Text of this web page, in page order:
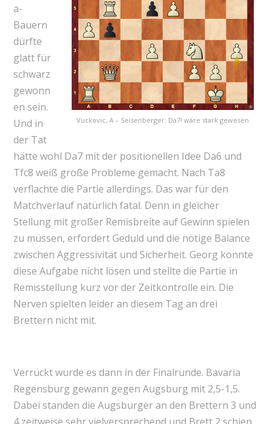
Vuckovic, A – Seisenberger: Da7! wäre stark gewesen
a-
Bauern
dürfte
glatt für
schwarz
gewonn
en sein.
Und in
der Tat
hätte wohl Da7 mit der positionellen Idee Da6 und
Tfc8 weiß große Probleme gemacht. Nach Ta8
verflachte die Partie allerdings. Das war für den
Matchverlauf natürlich fatal. Denn in gleicher
Stellung mit großer Remisbreite auf Gewinn spielen
zu müssen, erfordert Geduld und die nötige Balance
zwischen Aggressivität und Sicherheit. Georg konnte
diese Aufgabe nicht lösen und stellte die Partie in
Remisstellung kurz vor der Zeitkontrolle ein. Die
Nerven spielten leider an diesem Tag an drei
Brettern nicht mit.
Verrückt wurde es dann in der Finalrunde. Bavaria
Regensburg gewann gegen Augsburg mit 2,5-1,5.
Dabei standen die Augsburger an den Brettern 3 und